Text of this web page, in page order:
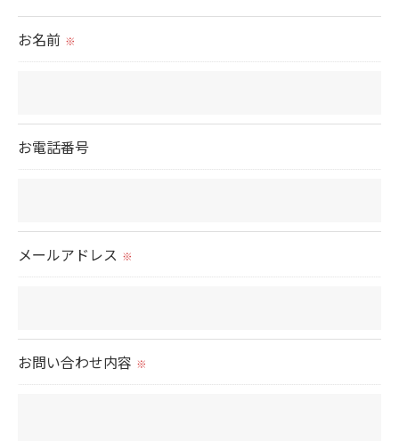
られた場合を除き、
当社では、利用目的の達成に必要な範囲において、
お名前 ※
お電話番号
メールアドレス ※
お問い合わせ内容 ※